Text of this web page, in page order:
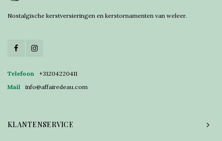
Nostalgische kerstversieringen en kerstornamenten van weleer.
Telefoon
+31204220411
Mail
info@affairedeau.com
KLANTENSERVICE